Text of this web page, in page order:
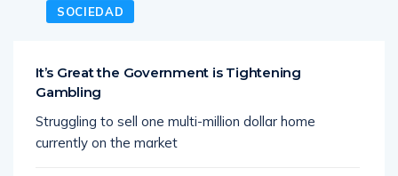
SOCIEDAD
It’s Great the Government is Tightening
Gambling
Struggling to sell one multi-million dollar home
currently on the market